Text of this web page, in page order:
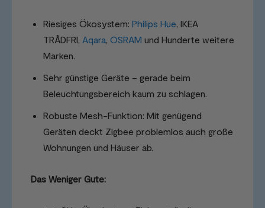
Riesiges Ökosystem: Philips Hue, IKEA
TRÅDFRI, Aqara, OSRAM und Hunderte weitere
Marken.
Sehr günstige Geräte – gerade beim
Beleuchtungsbereich kaum zu schlagen.
Robuste Mesh-Funktion: Mit genügend
Geräten deckt Zigbee problemlos auch große
Wohnungen und Häuser ab.
Das Weniger Gute: